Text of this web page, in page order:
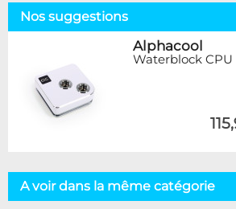
Nos suggestions
Alphacool
Waterblock CPU
A voir dans la même catégorie